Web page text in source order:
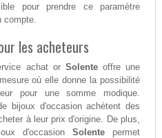
pour prendre ce paramètre
les acheteurs
achat or Solenteoffre une
où elle donne la possibilité
pour une somme modique.
bijoux d'occasion achètent des
à leur prix d'origine. De plus,
d'occasionSolente permet